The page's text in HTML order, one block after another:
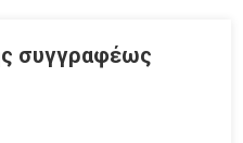
συγγραφέως